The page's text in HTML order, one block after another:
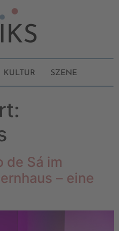
KULTUR SZENE
de Sá im
– eine